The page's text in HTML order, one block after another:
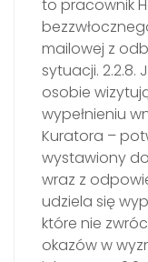
to pracownik
mailowej z
sytuacji. 2.2.8.
osobie
wypełnieniu
Kuratora –
wystawiony
wraz z
udziela się
które nie
okazów w